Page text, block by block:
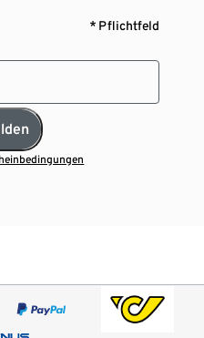
* Pflichtfeld